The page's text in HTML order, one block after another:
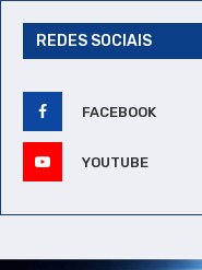
REDES SOCIAIS
FACEBOOK
YOUTUBE